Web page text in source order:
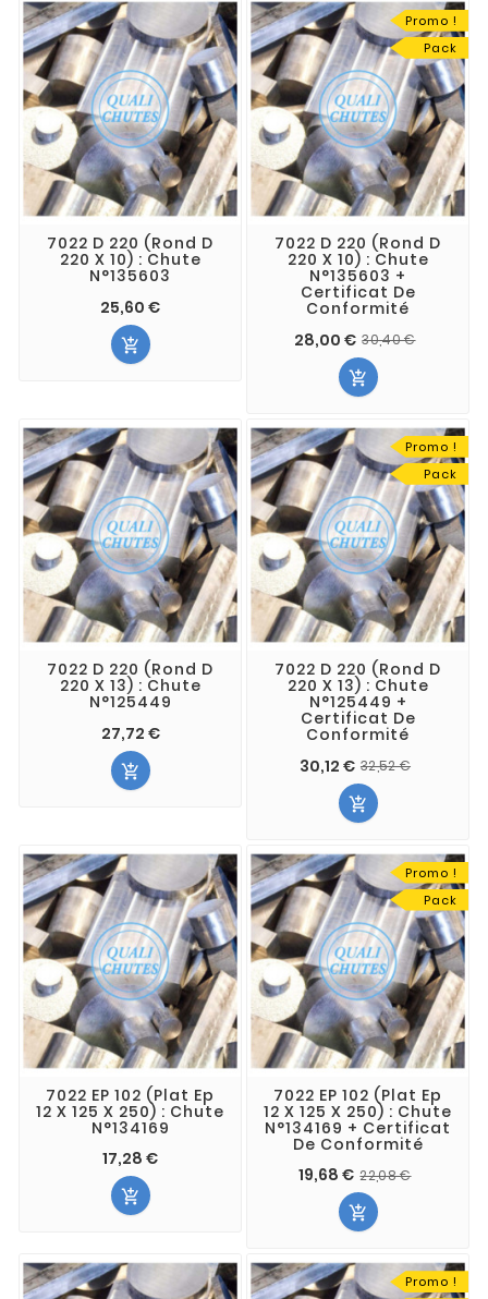
7022 D 220 (Rond D
220 X 10) : Chute
N°135603
25,60 €

Promo !
Pack
7022 D 220 (Rond D
220 X 10) : Chute
N°135603 +
Certificat De
Conformité
28,00 € 30,40 €

7022 D 220 (Rond D
220 X 13) : Chute
N°125449
27,72 €

Promo !
Pack
7022 D 220 (Rond D
220 X 13) : Chute
N°125449 +
Certificat De
Conformité
30,12 € 32,52 €

7022 EP 102 (Plat Ep
12 X 125 X 250) : Chute
N°134169
17,28 €

Promo !
Pack
7022 EP 102 (Plat Ep
12 X 125 X 250) : Chute
N°134169 + Certificat
De Conformité
19,68 € 22,08 €

Promo !